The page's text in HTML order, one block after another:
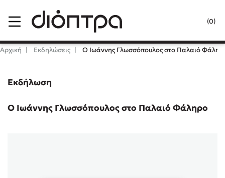
(0)
Κλείσιμο
Δημοφιλή Βιβλία
Lidia Branković
Αρχική Εκδηλώσεις Ο Ιωάννης Γλωσσόπουλος στο Παλαιό
Εκδήλωση
Ο Ιωάννης Γλωσσόπουλος στο Παλαιό Φάληρο